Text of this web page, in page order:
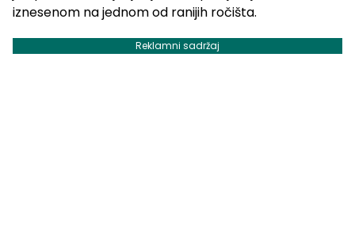
iznesenom na jednom od ranijih ročišta.
Reklamni sadržaj